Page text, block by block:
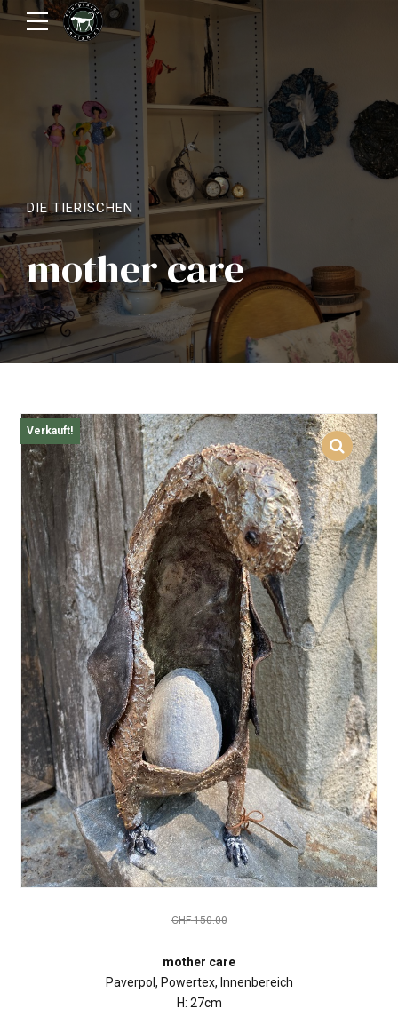
DIE TIERISCHEN
mother care
Verkauft!
CHF150.00
mother care
Paverpol, Powertex, Innenbereich
H: 27cm